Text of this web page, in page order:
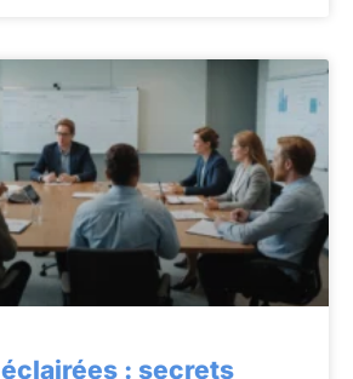
: secrets